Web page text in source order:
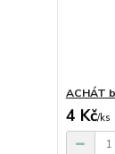
ACHÁT
4 Kč/ks